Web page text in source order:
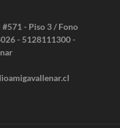
- Piso 3 / Fono
- 5128111300 -